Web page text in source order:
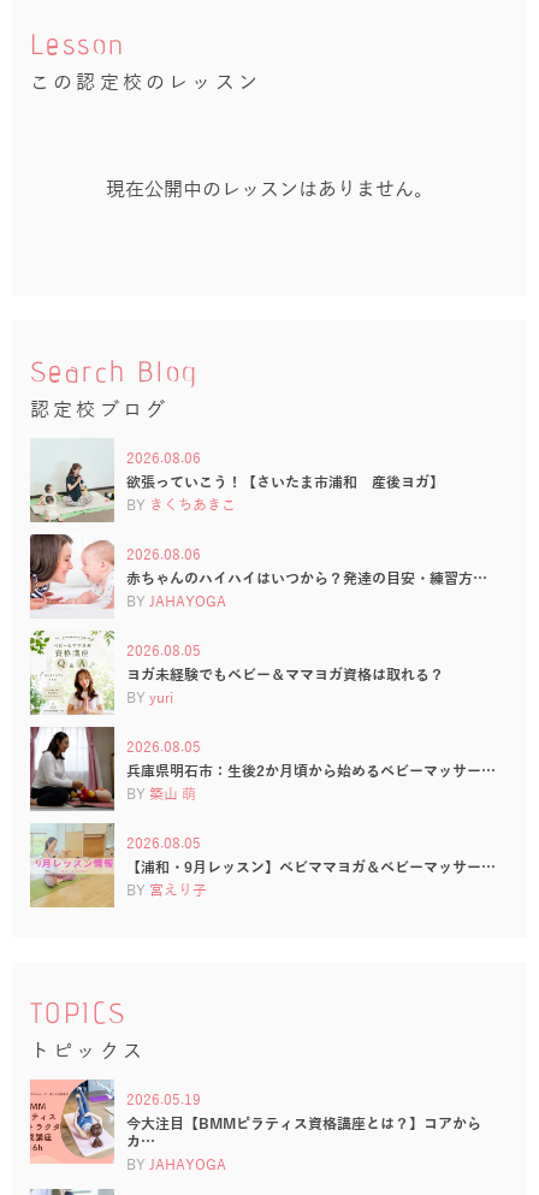
Lesson
この認定校のレッスン
現在公開中のレッスンはありません。
Search Blog
認定校ブログ
2026.08.06
欲張っていこう！【さいたま市浦和 産後ヨガ】
BY きくちあきこ
2026.08.06
赤ちゃんのハイハイはいつから？発達の目安・練習方…
BY JAHAYOGA
2026.08.05
ヨガ未経験でもベビー＆ママヨガ資格は取れる？
BY yuri
2026.08.05
兵庫県明石市：生後2か月頃から始めるベビーマッサー…
BY 築山 萌
2026.08.05
【浦和・9月レッスン】ベビママヨガ＆ベビーマッサー…
BY 宮えり子
TOPICS
トピックス
2026.05.19
今大注目【BMMピラティス資格講座とは？】コアから
カ…
BY JAHAYOGA